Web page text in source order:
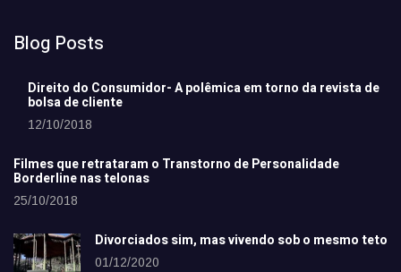
Blog Posts
Direito do Consumidor- A polêmica em torno da revista de
bolsa de cliente
12/10/2018
Filmes que retrataram o Transtorno de Personalidade
Borderline nas telonas
25/10/2018
Divorciados sim, mas vivendo sob o mesmo teto
01/12/2020